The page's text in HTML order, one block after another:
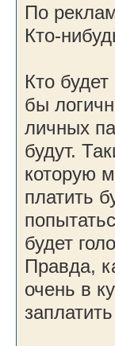
По
Кто-
Кто
бы
личных
будут.
которую
платить
будет
Правда,
очень в